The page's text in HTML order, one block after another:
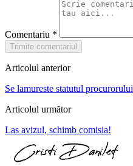
Comentariu *
Trimite comentariul
Articolul anterior
Se lamureste statutul procurorului
Articolul următor
Las avizul, schimb comisia!